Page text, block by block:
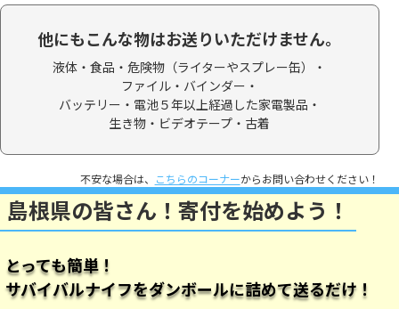
他にもこんな物はお送りいただけません。
液体・食品・ 危険物（ライターやスプレー缶）・
ファイル・バインダー・
バッテリー・電池５年以上経過した家電製品・
生き物・ビデオテープ・ 古着
不安な場合は、 こちらのコーナーからお問い合わせください！
島根県の皆さん！寄付を始めよう！
とっても簡単！
サバイバルナイフをダンボールに詰めて送るだけ！